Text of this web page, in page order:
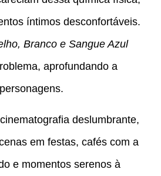
íntimos desconfortáveis.
Branco e Sangue Azul
aprofundando a
deslumbrante,
em festas, cafés com a
e momentos serenos à